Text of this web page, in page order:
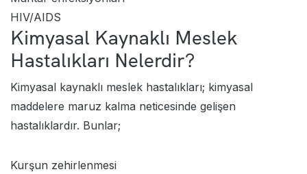
HIV/AIDS
Kimyasal Kaynaklı Meslek
Hastalıkları Nelerdir?
Kimyasal kaynaklı meslek hastalıkları; kimyasal
maddelere maruz kalma neticesinde gelişen
hastalıklardır. Bunlar;
Kurşun zehirlenmesi